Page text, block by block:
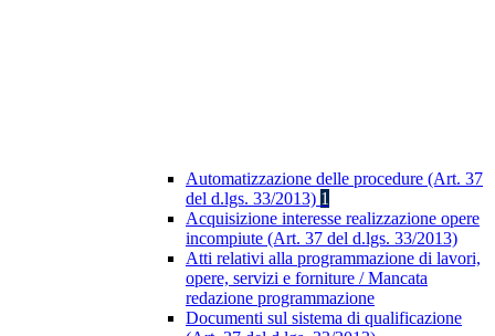
Automatizzazione delle procedure (Art. 37
del d.lgs. 33/2013) 1
Acquisizione interesse realizzazione opere
incompiute (Art. 37 del d.lgs. 33/2013)
Atti relativi alla programmazione di lavori,
opere, servizi e forniture / Mancata
redazione programmazione
Documenti sul sistema di qualificazione